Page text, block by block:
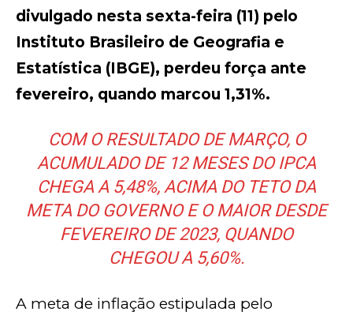
divulgado nesta sexta-feira (11) pelo
Instituto Brasileiro de Geografia e
Estatística (IBGE), perdeu força ante
fevereiro, quando marcou 1,31%.
COM O RESULTADO DE MARÇO, O
ACUMULADO DE 12 MESES DO IPCA
CHEGA A 5,48%, ACIMA DO TETO DA
META DO GOVERNO E O MAIOR DESDE
FEVEREIRO DE 2023, QUANDO
CHEGOU A 5,60%.
A meta de inflação estipulada pelo